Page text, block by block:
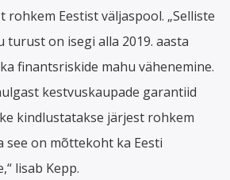
rohkem Eestist väljaspool. „Selliste
turust on isegi alla 2019. aasta
finantsriskide mahu vähenemine.
kestvuskaupade garantiid
kindlustatakse järjest rohkem
see on mõttekoht ka Eesti
lisab Kepp.